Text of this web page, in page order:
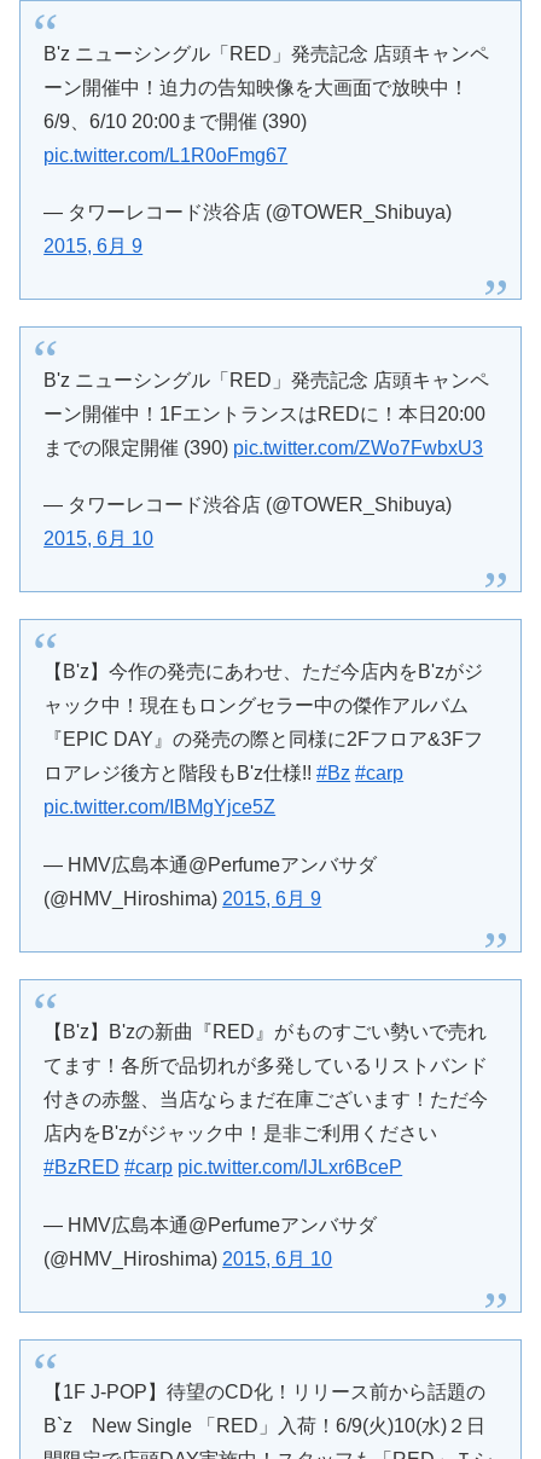
B'z ニューシングル「RED」発売記念 店頭キャンペ
ーン開催中！迫力の告知映像を大画面で放映中！
6/9、6/10 20:00まで開催 (390)
pic.twitter.com/L1R0oFmg67
— タワーレコード渋谷店 (@TOWER_Shibuya)
2015, 6月 9
B'z ニューシングル「RED」発売記念 店頭キャンペ
ーン開催中！1FエントランスはREDに！本日20:00
までの限定開催 (390) pic.twitter.com/ZWo7FwbxU3
— タワーレコード渋谷店 (@TOWER_Shibuya)
2015, 6月 10
【B'z】今作の発売にあわせ、ただ今店内をB'zがジ
ャック中！現在もロングセラー中の傑作アルバム
『EPIC DAY』の発売の際と同様に2Fフロア&3Fフ
ロアレジ後方と階段もB'z仕様!!#Bz #carp
pic.twitter.com/IBMgYjce5Z
— HMV広島本通@Perfumeアンバサダ
(@HMV_Hiroshima) 2015, 6月 9
【B'z】B'zの新曲『RED』がものすごい勢いで売れ
てます！各所で品切れが多発しているリストバンド
付きの赤盤、当店ならまだ在庫ございます！ただ今
店内をB'zがジャック中！是非ご利用ください
#BzRED #carp pic.twitter.com/lJLxr6BceP
— HMV広島本通@Perfumeアンバサダ
(@HMV_Hiroshima) 2015, 6月 10
【1F J-POP】待望のCD化！リリース前から話題の
B`z New Single 「RED」入荷！6/9(火)10(水)２日